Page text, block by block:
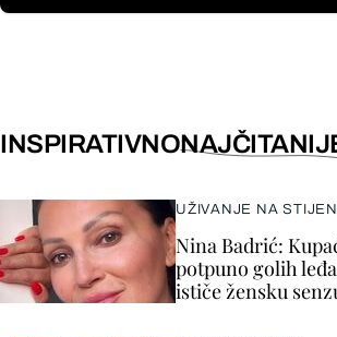
INSPIRATIVNO
UŽIVANJE NA
Nina Badrić:
potpuno golih
ističe žensku